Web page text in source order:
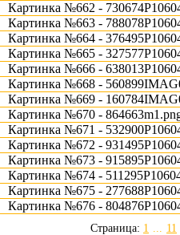
Картинка №662 -
Картинка №663 -
Картинка №664 -
Картинка №665 -
Картинка №666 -
Картинка №668 -
Картинка №669 -
Картинка №670 -
Картинка №671 -
Картинка №672 -
Картинка №673 -
Картинка №674 -
Картинка №675 -
Картинка №676 -
Страница: 1 ... 11